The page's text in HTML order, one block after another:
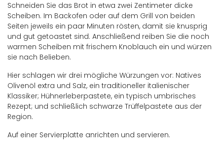
Schneiden Sie das Brot in etwa zwei Zentimeter dicke
Scheiben. Im Backofen oder auf dem Grill von beiden
Seiten jeweils ein paar Minuten rösten, damit sie knusprig
und gut getoastet sind. Anschließend reiben Sie die noch
warmen Scheiben mit frischem Knoblauch ein und würzen
sie nach Belieben.
Hier schlagen wir drei mögliche Würzungen vor: Natives
Olivenöl extra und Salz, ein traditioneller italienischer
Klassiker; Hühnerleberpastete, ein typisch umbrisches
Rezept; und schließlich schwarze Trüffelpastete aus der
Region.
Auf einer Servierplatte anrichten und servieren.